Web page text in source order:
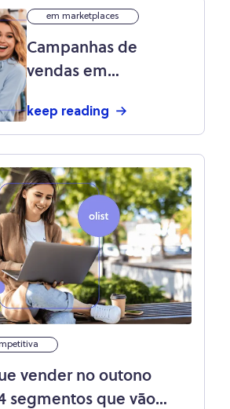
em marketplaces
Campanhas de
vendas em
podem te ajudar a
[saiba como]
keep reading
vender no outono
segmentos que vão